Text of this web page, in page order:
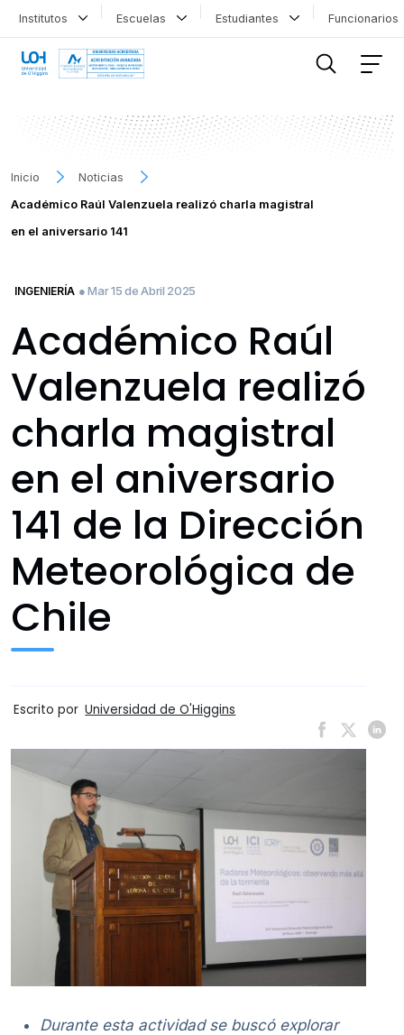
Institutos Escuelas Estudiantes
Inicio
Noticias
Académico Raúl Valenzuela realizó charla magistral
en el aniversario 141
INGENIERÍA ● Mar 15 de Abril 2025
Académico Raúl
Valenzuela realizó
charla magistral
en el aniversario
141 de la Dirección
Meteorológica de
Chile
Escrito por Universidad de O'Higgins
Durante esta actividad se buscó explorar